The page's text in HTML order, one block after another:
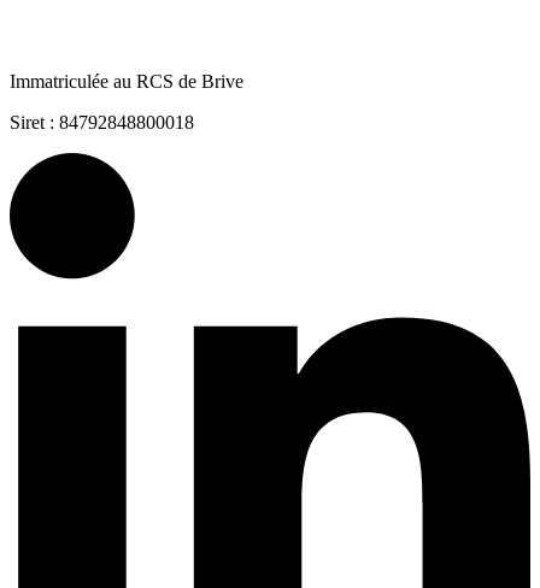
Immatriculée au RCS de Brive
Siret : 84792848800018